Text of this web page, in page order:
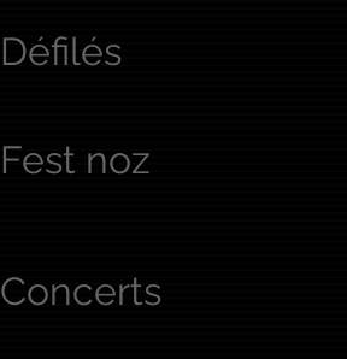
Défilés
Fest noz
Concerts